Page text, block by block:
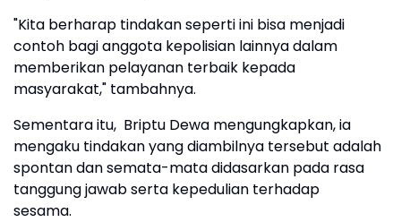
"Kita berharap tindakan seperti ini bisa menjadi
contoh bagi anggota kepolisian lainnya dalam
memberikan pelayanan terbaik kepada
masyarakat," tambahnya.
Sementara itu, Briptu Dewa mengungkapkan, ia
mengaku tindakan yang diambilnya tersebut adalah
spontan dan semata-mata didasarkan pada rasa
tanggung jawab serta kepedulian terhadap
sesama.